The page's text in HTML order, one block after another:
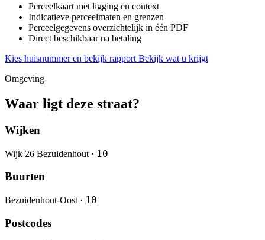
Perceelkaart met ligging en context
Indicatieve perceelmaten en grenzen
Perceelgegevens overzichtelijk in één PDF
Direct beschikbaar na betaling
Kies huisnummer en bekijk rapport Bekijk wat u krijgt
Omgeving
Waar ligt deze straat?
Wijken
Wijk 26 Bezuidenhout · 10
Buurten
Bezuidenhout-Oost · 10
Postcodes